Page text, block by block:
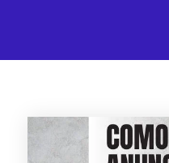
Top Ferramentas